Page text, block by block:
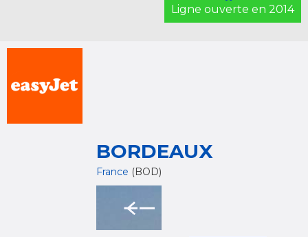
Ligne ouverte en 2014
BORDEAUX
France (BOD)